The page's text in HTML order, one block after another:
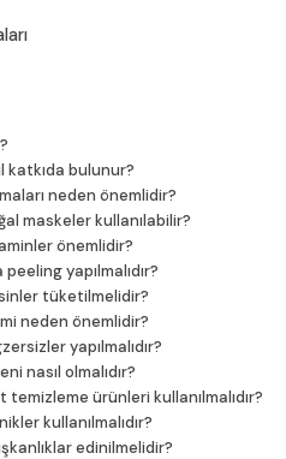
katkıda bulunur?
neden önemlidir?
maskeler kullanılabilir?
önemlidir?
yapılmalıdır?
tüketilmelidir?
neden önemlidir?
yapılmalıdır?
nasıl olmalıdır?
ürünleri kullanılmalıdır?
kullanılmalıdır?
edinilmelidir?